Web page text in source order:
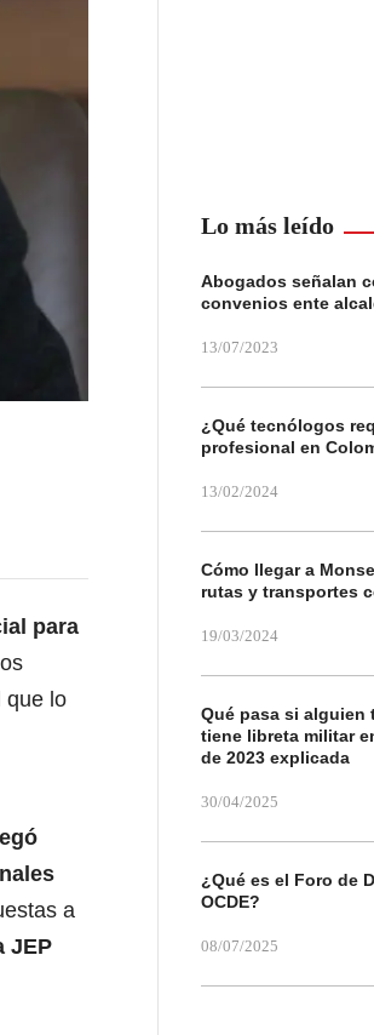
para
que lo
a
JEP
Lo más leído
Abogados señalan
convenios ente
13/07/2023
¿Qué tecnólogos
profesional en
13/02/2024
Cómo llegar a
rutas y transportes
19/03/2024
Qué pasa si alguien
tiene libreta militar
de 2023 explicada
30/04/2025
¿Qué es el Foro de
OCDE?
08/07/2025